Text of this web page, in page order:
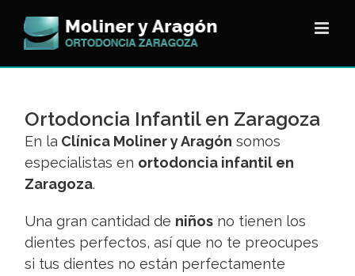
contenido
Ortodoncia Infantil en Zaragoza
En la Clínica Moliner y Aragón somos
especialistas en ortodoncia infantil en
Zaragoza.
Una gran cantidad de niños no tienen los
dientes perfectos, así que no te preocupes
si tus dientes no están perfectamente